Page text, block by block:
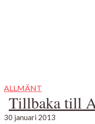
ALLMÄNT
Tillbaka till
30 januari 2013